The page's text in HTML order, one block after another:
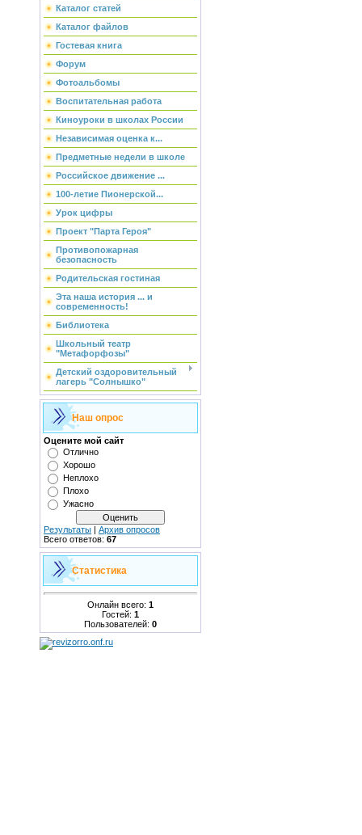
Каталог статей
Каталог файлов
Гостевая книга
Форум
Фотоальбомы
Воспитательная работа
Киноуроки в школах России
Независимая оценка к...
Предметные недели в школе
Российское движение ...
100-летие Пионерской...
Урок цифры
Проект "Парта Героя"
Противопожарная
безопасность
Родительская гостиная
Эта наша история ... и
современность!
Библиотека
Школьный театр
"Метафорфозы"
Детский оздоровительный
лагерь "Солнышко"
Наш опрос
Оцените мой сайт
Отлично
Хорошо
Неплохо
Плохо
Ужасно
Результаты | Архив опросов
Всего ответов: 67
Статистика
Онлайн всего: 1
Гостей: 1
Пользователей: 0